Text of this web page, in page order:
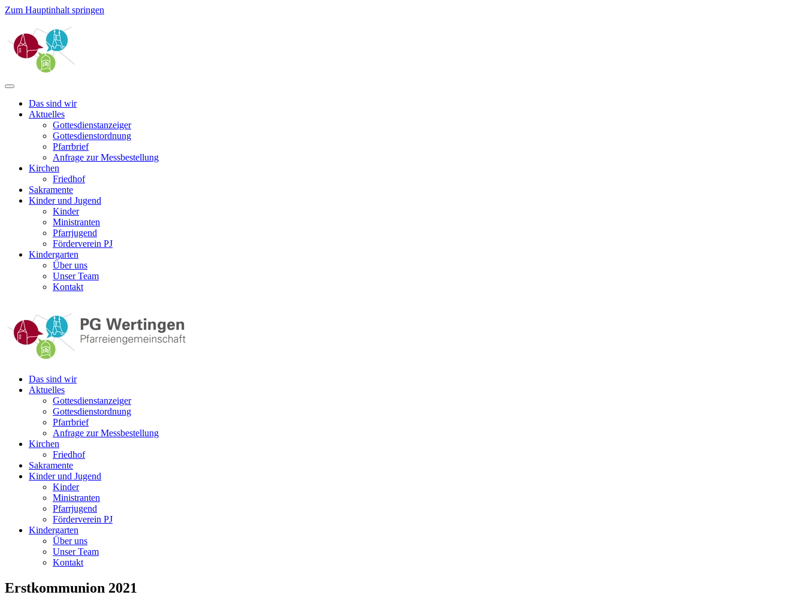
Zum Hauptinhalt springen
Das sind wir
Aktuelles
Gottesdienstanzeiger
Gottesdienstordnung
Pfarrbrief
Anfrage zur Messbestellung
Kirchen
Friedhof
Sakramente
Kinder und Jugend
Kinder
Ministranten
Pfarrjugend
Förderverein PJ
Kindergarten
Über uns
Unser Team
Kontakt
Das sind wir
Aktuelles
Gottesdienstanzeiger
Gottesdienstordnung
Pfarrbrief
Anfrage zur Messbestellung
Kirchen
Friedhof
Sakramente
Kinder und Jugend
Kinder
Ministranten
Pfarrjugend
Förderverein PJ
Kindergarten
Über uns
Unser Team
Kontakt
Erstkommunion 2021